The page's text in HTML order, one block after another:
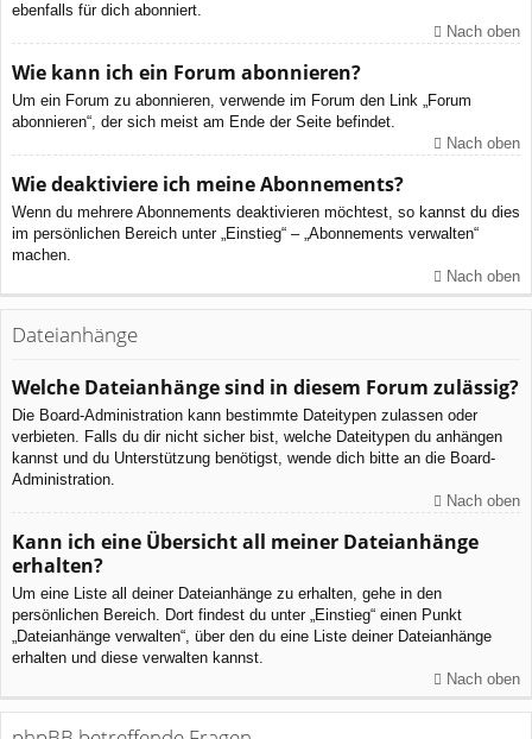
ebenfalls für dich abonniert.
Nach oben
Wie kann ich ein Forum abonnieren?
Um ein Forum zu abonnieren, verwende im Forum den Link „Forum
abonnieren“, der sich meist am Ende der Seite befindet.
Nach oben
Wie deaktiviere ich meine Abonnements?
Wenn du mehrere Abonnements deaktivieren möchtest, so kannst du dies
im persönlichen Bereich unter „Einstieg“ – „Abonnements verwalten“
machen.
Nach oben
Dateianhänge
Welche Dateianhänge sind in diesem Forum zulässig?
Die Board-Administration kann bestimmte Dateitypen zulassen oder
verbieten. Falls du dir nicht sicher bist, welche Dateitypen du anhängen
kannst und du Unterstützung benötigst, wende dich bitte an die Board-
Administration.
Nach oben
Kann ich eine Übersicht all meiner Dateianhänge
erhalten?
Um eine Liste all deiner Dateianhänge zu erhalten, gehe in den
persönlichen Bereich. Dort findest du unter „Einstieg“ einen Punkt
„Dateianhänge verwalten“, über den du eine Liste deiner Dateianhänge
erhalten und diese verwalten kannst.
Nach oben